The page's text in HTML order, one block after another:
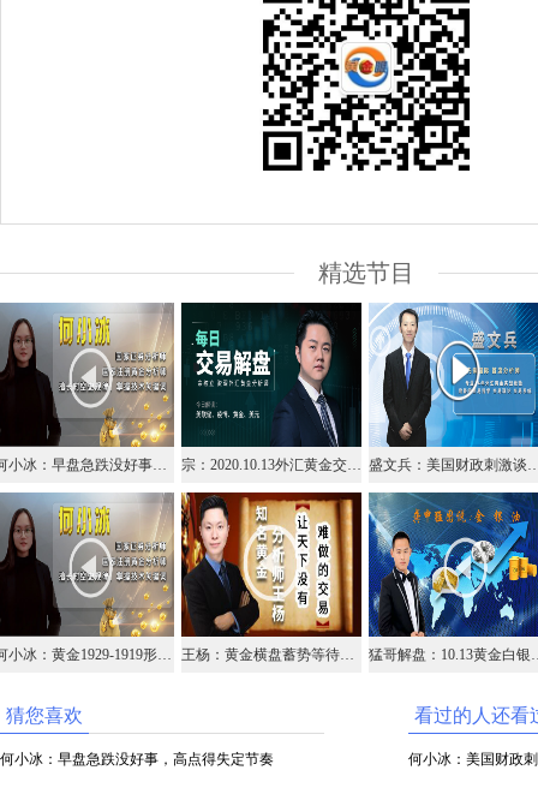
精选节目
何小冰：早盘急跌没好事，高点得失定节奏 宗：2020.10.13外汇黄金交易解盘 盛文兵：美国财政刺激谈判陷入僵
何小冰：黄金1929-1919形态开口跟随，切换利润区间 王杨：黄金横盘蓄势等待拉升，早盘1918支撑继续多！ 猛哥解盘
猜您喜欢
何小冰：早盘急跌没好事，高点得失定节奏
看过的人还看
何小冰：美国财政